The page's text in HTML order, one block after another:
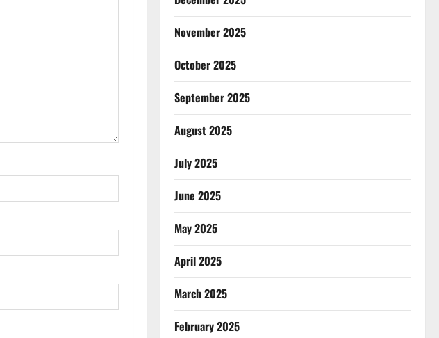
November 2025
October 2025
September 2025
August 2025
July 2025
June 2025
May 2025
April 2025
March 2025
February 2025